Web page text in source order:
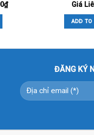
256GB.
2.4.
nước và bụi: IP67
PoE (802.3af).
₫ Giá
ADD TO
ĐĂNG KÝ